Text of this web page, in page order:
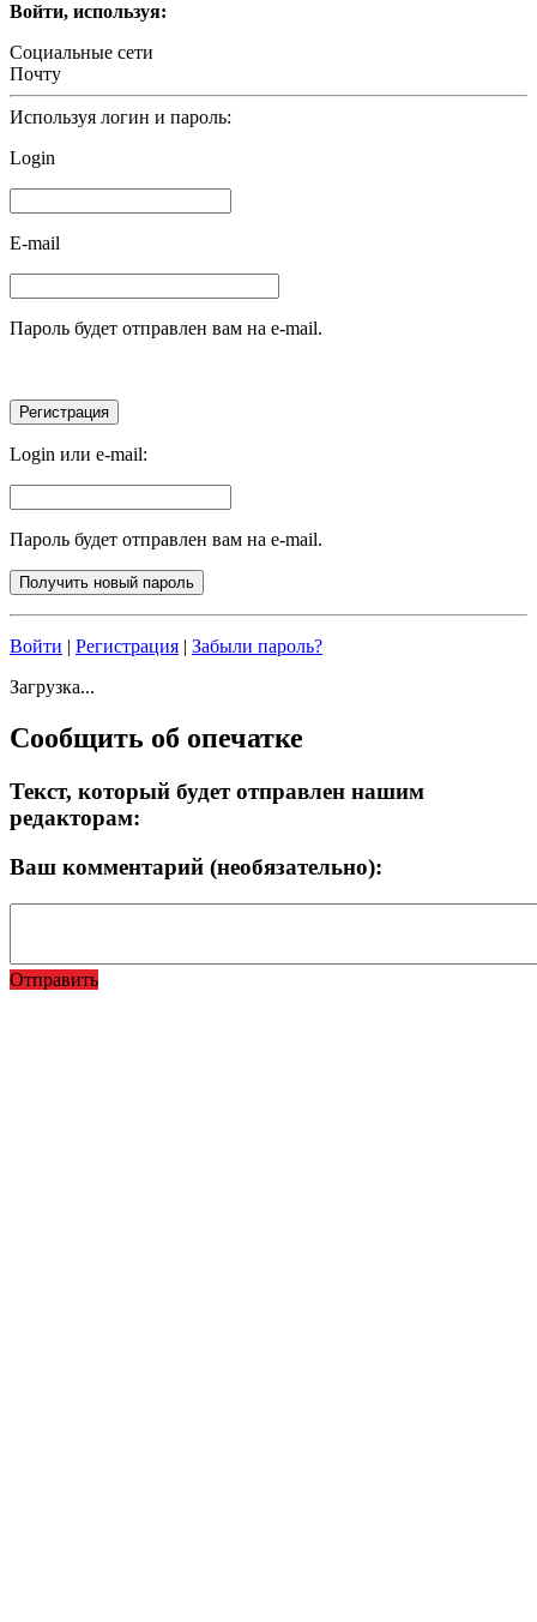
Войти, используя:
Социальные сети
Почту
Используя логин и пароль:
Login
E-mail
Пароль будет отправлен вам на e-mail.
Login или e-mail:
Пароль будет отправлен вам на e-mail.
Войти | Регистрация | Забыли пароль?
Загрузка...
Сообщить об опечатке
Текст, который будет отправлен нашим
редакторам:
Ваш комментарий (необязательно):
Отправить